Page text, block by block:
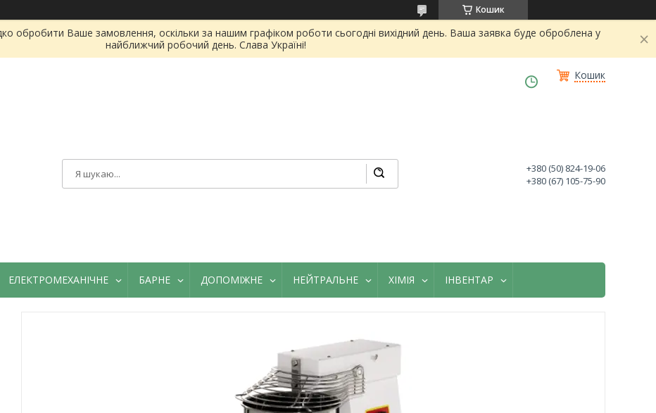
Кошик
обробити Ваше замовлення, оскільки за нашим графіком роботи сьогодні вихідний день. Ваша заявка буде оброблена у
найближчий робочий день. Слава Україні!
Кошик
+380 (50) 824-19-06
+380 (67) 105-75-90
ЕЛЕКТРОМЕХАНІЧНЕ БАРНЕ ДОПОМІЖНЕ НЕЙТРАЛЬНЕ ХІМІЯ ІНВЕНТАР